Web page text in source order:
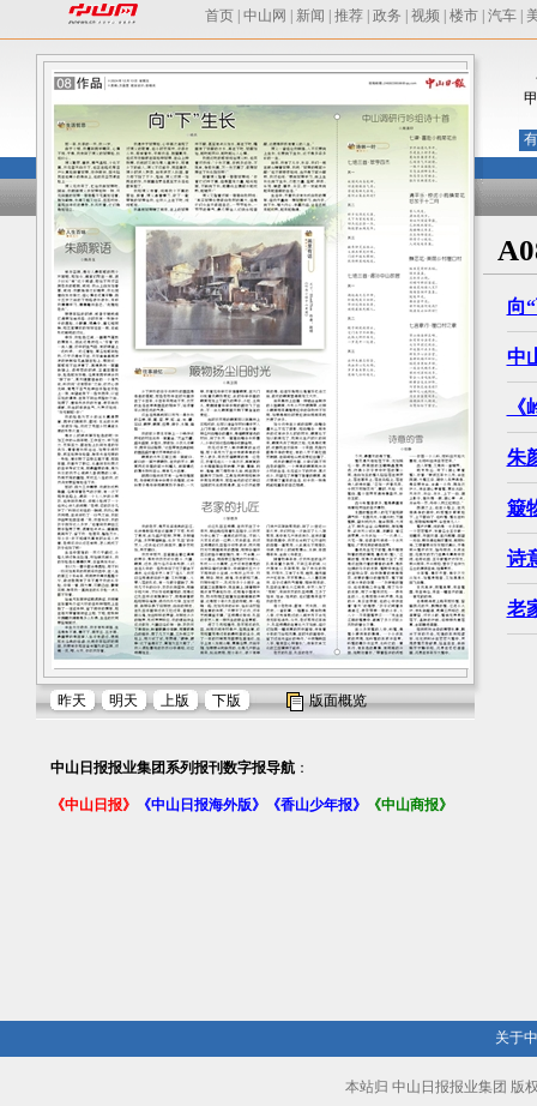
首页 中山网 新闻 推荐 政务 视频 楼市 汽车
昨天 明天 上版 下版 版面概览
中山日报报业集团系列报刊数字报导航 ：
《中山日报》 《中山日报海外版》 《香山少年报》 《中山商报》
向
中
朱
簸
诗
老
关于
本站归 中山日报报业集团 版